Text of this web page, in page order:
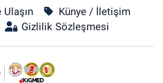
Ulaşın
Künye / İletişim
Gizlilik Sözleşmesi